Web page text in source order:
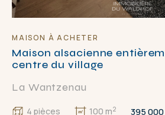
MAISON À ACHETER
Maison alsacienne
centre du village
La Wantzenau
4 pièces 100 m2 395